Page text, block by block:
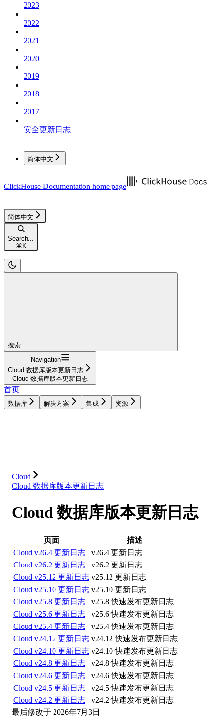
2023
2022
2021
2020
2019
2018
2017
安全更新日志
简体中文
ClickHouse Documentation home page
简体中文
Search...
⌘K
搜索...
Navigation
Cloud 数据库版本更新日志
Cloud 数据库版本更新日志
首页
数据库 解决方案 集成 资源
Cloud
Cloud 数据库版本更新日志
Cloud 数据库版本更新日志
页面
描述
Cloud v26.4 更新日志
v26.4 更新日志
Cloud v26.2 更新日志
v26.2 更新日志
Cloud v25.12 更新日志 v25.12 更新日志
Cloud v25.10 更新日志 v25.10 更新日志
Cloud v25.8 更新日志
v25.8 快速发布更新日志
Cloud v25.6 更新日志
v25.6 快速发布更新日志
Cloud v25.4 更新日志
v25.4 快速发布更新日志
Cloud v24.12 更新日志 v24.12 快速发布更新日志
Cloud v24.10 更新日志 v24.10 快速发布更新日志
Cloud v24.8 更新日志
v24.8 快速发布更新日志
Cloud v24.6 更新日志
v24.6 快速发布更新日志
Cloud v24.5 更新日志
v24.5 快速发布更新日志
Cloud v24.2 更新日志
v24.2 快速发布更新日志
最后修改于 2026年7月3日